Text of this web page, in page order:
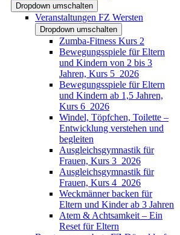
Dropdown umschalten
Veranstaltungen FZ Wersten
Dropdown umschalten
Zumba-Fitness Kurs 2
Bewegungsspiele für Eltern
und Kindern von 2 bis 3
Jahren, Kurs 5_2026
Bewegungsspiele für Eltern
und Kindern ab 1,5 Jahren,
Kurs 6_2026
Windel, Töpfchen, Toilette –
Entwicklung verstehen und
begleiten
Ausgleichsgymnastik für
Frauen, Kurs 3_2026
Ausgleichsgymnastik für
Frauen, Kurs 4_2026
Weckmänner backen für
Eltern und Kinder ab 3 Jahren
Atem & Achtsamkeit – Ein
Reset für Eltern